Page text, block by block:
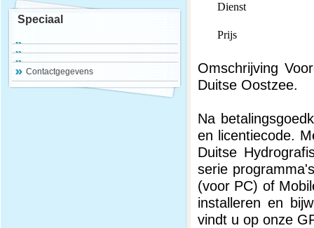
Speciaal
Contactgegevens
Dienst
Prijs
Omschrijving
Duitse Oostzee.
Na
en licentiecode.
Duitse
serie
(voor PC) of
installeren en
vindt u op onze